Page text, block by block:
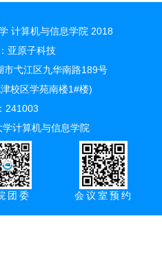
计算机与信息学院 2018
亚原子科技
市弋江区九华南路189号
津校区学苑南楼1#楼)
241003
计算机与信息学院
团委 会议室预约